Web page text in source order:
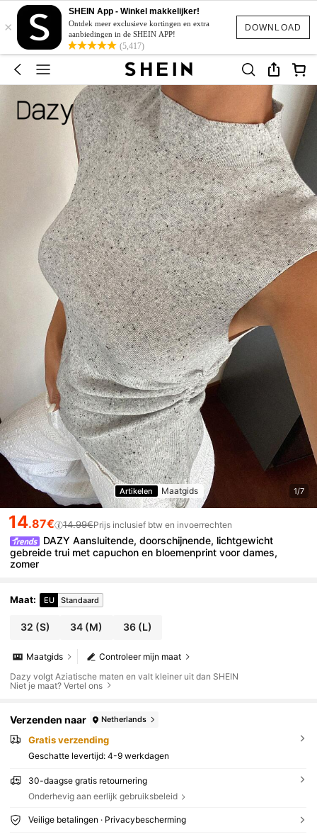
DOWNLOAD
×
SHEIN App - Winkel makkelijker!
Ontdek meer exclusieve kortingen en extra
aanbiedingen in de SHEIN APP!
(5,417)
Artikelen Maatgids 1/7
14.87€ 14.99€Prijs inclusief btw en invoerrechten
DAZY Aansluitende, doorschijnende, lichtgewicht
gebreide trui met capuchon en bloemenprint voor dames,
zomer
Maat: EU Standaard
32 (S) 34 (M) 36(L)
Controleer mijn maat
Maatgids
Dazy volgt Aziatische maten en valt kleiner uit dan SHEIN
Niet je maat? Vertel ons
Verzenden naar Netherlands
Gratis verzending
Geschatte levertijd: 4-9 werkdagen
30-daagse gratis retournering
Onderhevig aan eerlijk gebruiksbeleid
Veilige betalingen · Privacybescherming